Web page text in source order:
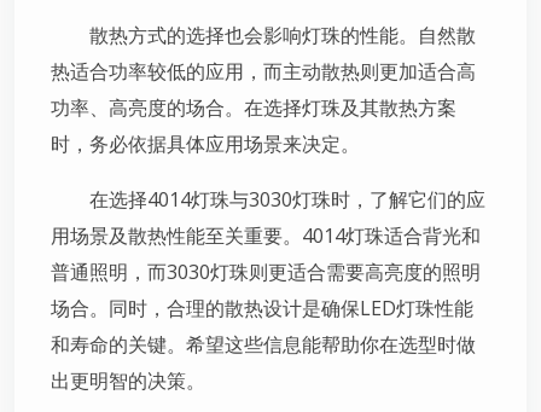
散热方式的选择也会影响灯珠的性能。自然散
热适合功率较低的应用，而主动散热则更加适合高
功率、高亮度的场合。在选择灯珠及其散热方案
时，务必依据具体应用场景来决定。
在选择4014灯珠与3030灯珠时，了解它们的应
用场景及散热性能至关重要。4014灯珠适合背光和
普通照明，而3030灯珠则更适合需要高亮度的照明
场合。同时，合理的散热设计是确保LED灯珠性能
和寿命的关键。希望这些信息能帮助你在选型时做
出更明智的决策。